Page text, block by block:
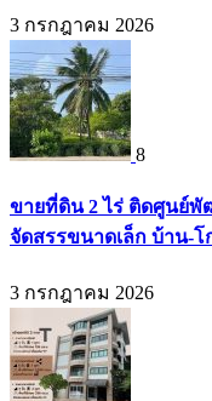
3 กรกฎาคม 2026
8
ขายที่ดิน 2 ไร่ ติดศูนย์
จัดสรรขนาดเล็ก บ้าน-โ
3 กรกฎาคม 2026